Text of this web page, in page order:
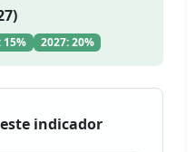
15% 2027: 20%
indicador